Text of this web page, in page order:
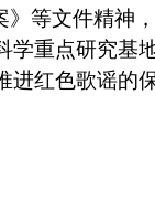
等文件精神
学重点研究基
进红色歌谣的